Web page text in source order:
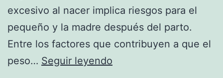
excesivo al nacer implica riesgos para el
pequeño y la madre después del parto.
Entre los factores que contribuyen a que el
peso… Seguir leyendo